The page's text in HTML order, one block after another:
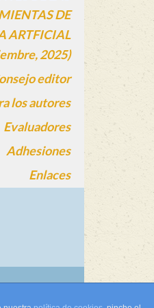
DE
ARTFICIAL
2025)
editor
los autores
Evaluadores
Adhesiones
Enlaces